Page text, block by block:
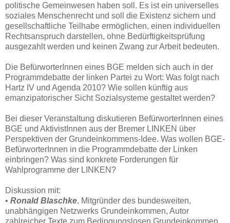
politische Gemeinwesen haben soll. Es ist ein universelles
soziales Menschenrecht und soll die Existenz sichern und
gesellschaftliche Teilhabe ermöglichen, einen individuellen
Rechtsanspruch darstellen, ohne Bedürftigkeitsprüfung
ausgezahlt werden und keinen Zwang zur Arbeit bedeuten.
Die BefürworterInnen eines BGE melden sich auch in der
Programmdebatte der linken Partei zu Wort: Was folgt nach
Hartz IV und Agenda 2010? Wie sollen künftig aus
emanzipatorischer Sicht Sozialsysteme gestaltet werden?
Bei dieser Veranstaltung diskutieren BefürworterInnen eines
BGE und AktivistInnen aus der Bremer LINKEN über
Perspektiven der Grundeinkommens-Idee. Was wollen BGE-
BefürworterInnen in die Programmdebatte der Linken
einbringen? Was sind konkrete Forderungen für
Wahlprogramme der LINKEN?
Diskussion mit:
• Ronald Blaschke, Mitgründer des bundesweiten,
unabhängigen Netzwerks Grundeinkommen, Autor
zahlreicher Texte zum Bedingungslosen Grundeinkommen